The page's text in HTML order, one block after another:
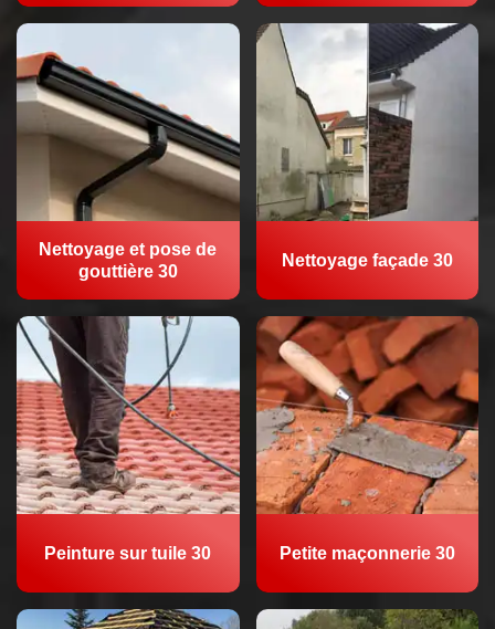
Nettoyage et pose de
gouttière 30
Nettoyage façade 30
Peinture sur tuile 30 Petite maçonnerie 30